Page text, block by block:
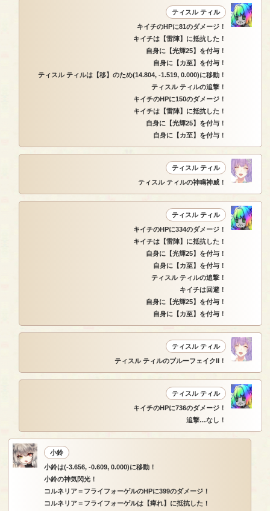
ティスル ティル
キイチのHPに81のダメージ！
キイチは【雷陣】に抵抗した！
自身に【光輝25】を付与！
自身に【カ至】を付与！
ティスル ティルは【移】のため(14.804, -1.519, 0.000)に移動！
ティスル ティルの追撃！
キイチのHPに150のダメージ！
キイチは【雷陣】に抵抗した！
自身に【光輝25】を付与！
自身に【カ至】を付与！
ティスル ティル
ティスル ティルの神鳴神威！
ティスル ティル
キイチのHPに334のダメージ！
キイチは【雷陣】に抵抗した！
自身に【光輝25】を付与！
自身に【カ至】を付与！
ティスル ティルの追撃！
キイチは回避！
自身に【光輝25】を付与！
自身に【カ至】を付与！
ティスル ティル
ティスル ティルのブルーフェイクII！
ティスル ティル
キイチのHPに736のダメージ！
追撃…なし！
小鈴
小鈴は(-3.656, -0.609, 0.000)に移動！
小鈴の神気閃光！
コルネリア＝フライフォーゲルのHPに399のダメージ！
コルネリア＝フライフォーゲルは【痺れ】に抵抗した！